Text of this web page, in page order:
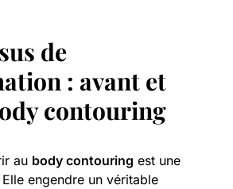
de
: avant et
contouring
au body contouring est une
engendre un véritable